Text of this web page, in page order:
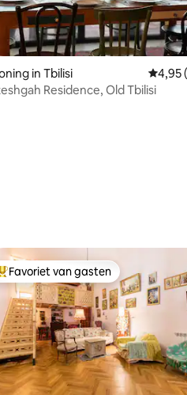
van 4,81 uit 5, 360
in Tbilisi
4,95
Residence, Old Tbilisi
van gasten
Favoriet van gasten